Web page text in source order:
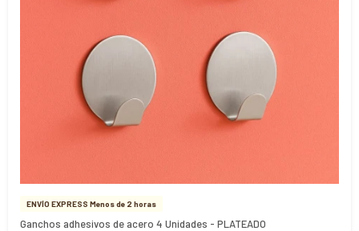
ENVÍO EXPRESS Menos de 2 horas
Ganchos adhesivos de acero 4 Unidades - PLATEADO